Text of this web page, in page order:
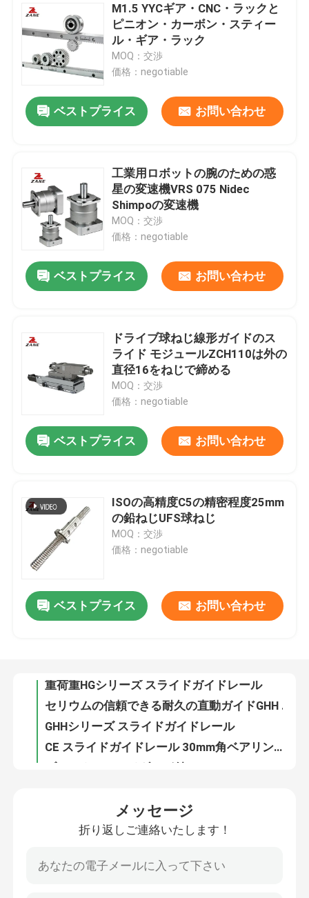
ホーム
お問い合わせ
ニュース
M1.5 YYCギア・CNC・ラックと
ピニオン・カーボン・スティー
ル・ギア・ラック
MOQ：交渉
価格：negotiable
ベストプライス お問い合わせ
工業用ロボットの腕のための惑
星の変速機VRS 075 Nidec
Shimpoの変速機
MOQ：交渉
価格：negotiable
ベストプライス お問い合わせ
ドライブ球ねじ線形ガイドのス
ライド モジュールZCH110は外の
直径16をねじで締める
MOQ：交渉
価格：negotiable
ベストプライス お問い合わせ
ISOの高精度C5の精密程度25mm
の鉛ねじUFS球ねじ
MOQ：交渉
価格：negotiable
ベストプライス お問い合わせ
完全密閉型 3500mm ベルト ドライブ リニア ガイド レール 100kg ボール スクリュー リニア モジュール
HGH20 63mm リニアレールベアリングブロック 20mm リニアベアリングブロック
メッセージ
折り返しご連絡いたします！